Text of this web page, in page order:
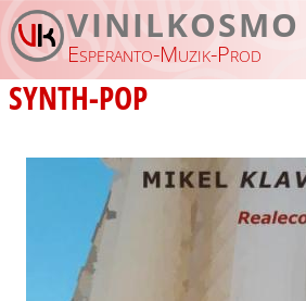
Pasar al contenido principal
VINILKOSMO
Esperanto-Muzik-Prod
SYNTH-POP